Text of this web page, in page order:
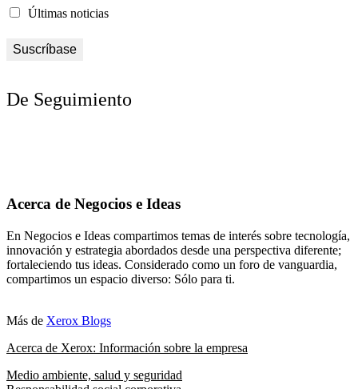
Últimas noticias
De Seguimiento
Acerca de Negocios e Ideas
En Negocios e Ideas compartimos temas de interés sobre tecnología,
innovación y estrategia abordados desde una perspectiva diferente;
fortaleciendo tus ideas. Considerado como un foro de vanguardia,
compartimos un espacio diverso: Sólo para ti.
Más de Xerox Blogs
Acerca de Xerox: Información sobre la empresa
Medio ambiente, salud y seguridad